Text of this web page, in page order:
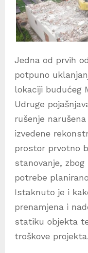
Jedna od prvih
potpuno
lokaciji budućeg
Udruge
rušenje
izvedene
prostor prvotno
stanovanje,
potrebe
Istaknuto je i
prenamjena i
statiku objekta
troškove projekta.